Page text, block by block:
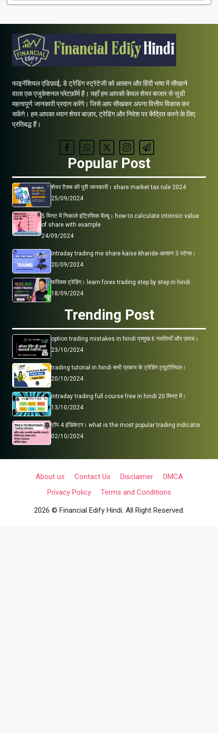
फाइनेंशियल एडिफ़ाई, डे ट्रेडिंग स्ट्रेटेजी को आसान और हिंदी भाषा में सीखाने
वाला एक एजुकेशनल प्लेटफ़ॉर्म है। यहाँ हम आपको केवल शेयर बाजार से जुडी
महत्वपूर्ण जानकारी प्रदान करेंगे। जिसे आप सीखकर अपना वित्तीय विकास कर
सकेंगे। हम आपका ध्यान शेयर बाज़ार, ट्रेडिंग और निवेश पर केंद्रित करने के लिए
प्रतिबद्ध हैं।
Popular Post
शेयर टैक्स की पूरी जानकारी। share market tax rule 2024
25/09/2024
5 मिनट में निकाले इंट्रिसिक वैल्यू। how to calculate intrinsic value
of share with example
24/09/2024
intraday trading me share kaise kharide आसान 3 स्टेप्स।
20/09/2024
फॉरेक्स ट्रेडिंग। learn forex trading step by step in hindi
18/09/2024
Trending Post
option trading mistakes in hindi प्रमुख 6 गलतियाँ और उपाय।
23/10/2024
trading tutorial in hindi सभी प्रकार के ट्रेडिंग ट्यूटोरियल।
20/10/2024
intraday trading full course free in hindi 20 मिनट में।
13/10/2024
टॉप 4 इंडिकेटर। what is the most popular trading indicator
02/10/2024
About us Contact Us Disclaimer
DMCA
Privacy Policy
Terms and Conditions
2026 © Financial Edify Hindi. All Right Reserved.